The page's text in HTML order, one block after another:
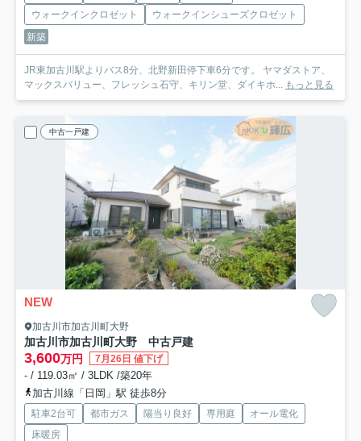
ウォークインクロゼット
ウォークインシューズクロゼット
新築
JR東加古川駅よりバス8分、北野新田停下車6分です。 ヤマダストア、
マックスバリュー、フレッシュ石守、キリン堂、ダイキホ...
もっと見る
中古一戸建
NEW
加古川市加古川町大野
加古川市加古川町大野 中古戸建
3,600万円 7月26日 値下げ
- / 119.03㎡ / 3LDK /築20年
加古川線「日岡」駅 徒歩8分
駐車2台可 都市ガス 陽当り良好 専用庭
オール電化
床暖房